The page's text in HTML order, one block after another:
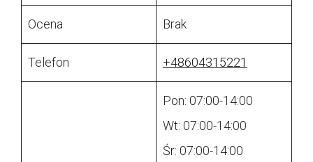
Ocena Brak
Telefon +48604315221
Pon: 07:00-14:00
Wt: 07:00-14:00
Śr: 07:00-14:00